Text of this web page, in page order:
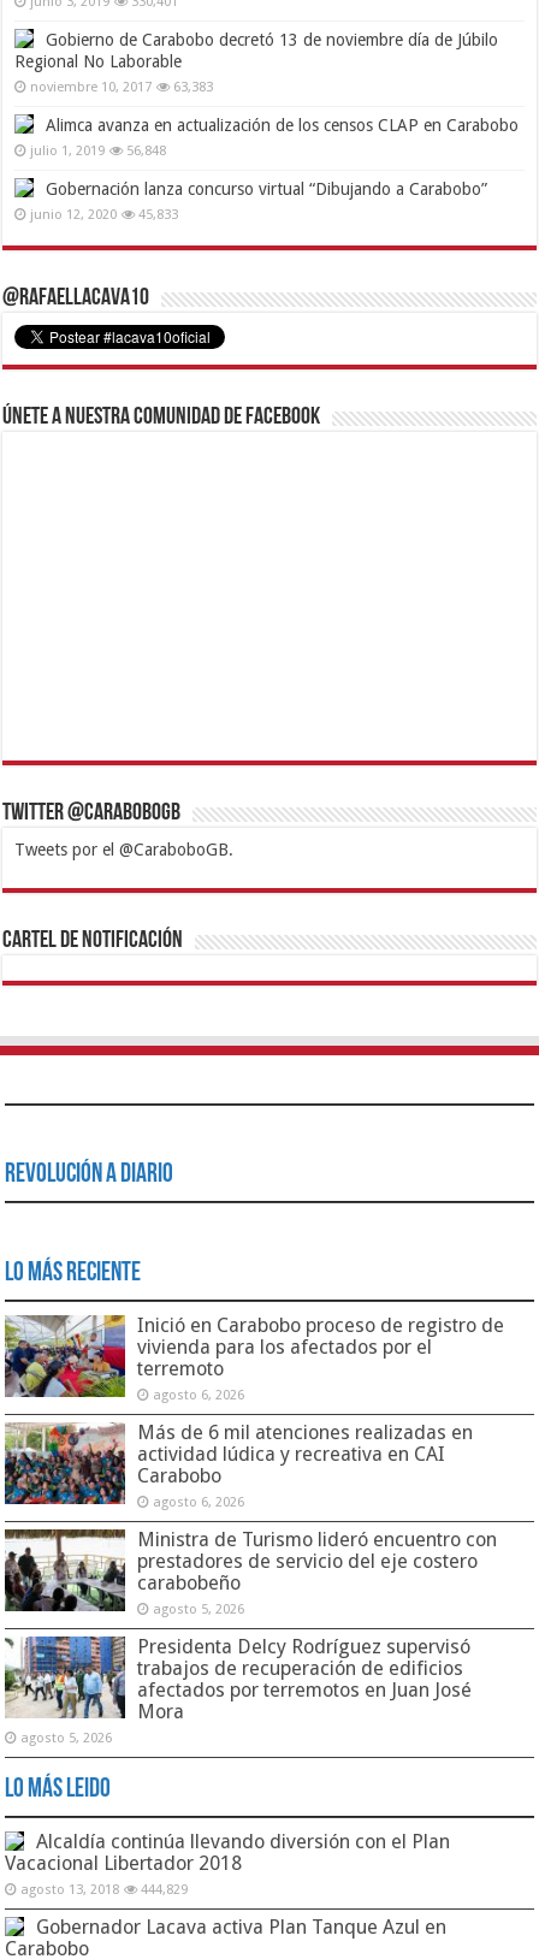
Gobierno de Carabobo decretó 13 de noviembre día de Júbilo
Regional No Laborable
noviembre 10, 2017 63,383
Alimca avanza en actualización de los censos CLAP en Carabobo
julio 1, 2019 56,848
Gobernación lanza concurso virtual “Dibujando a Carabobo”
junio 12, 2020 45,833
@RafaelLacava10
Únete a nuestra comunidad de Facebook
Twitter @CaraboboGB
Tweets por el @CaraboboGB.
1xbetBetturkeyBetistKralbetSupertotobetTipobetMatadorbetMariobet
https://mvbcasino.com/
Cartel de Notificación
Revolución a Diario
Lo Más Reciente
Inició en Carabobo proceso de registro de
vivienda para los afectados por el
terremoto
agosto 6, 2026
Más de 6 mil atenciones realizadas en
actividad lúdica y recreativa en CAI
Carabobo
agosto 6, 2026
Ministra de Turismo lideró encuentro con
prestadores de servicio del eje costero
carabobeño
agosto 5, 2026
Presidenta Delcy Rodríguez supervisó
trabajos de recuperación de edificios
afectados por terremotos en Juan José
Mora
agosto 5, 2026
Lo Más Leido
Alcaldía continúa llevando diversión con el Plan
Vacacional Libertador 2018
agosto 13, 2018 444,829
Gobernador Lacava activa Plan Tanque Azul en
Carabobo